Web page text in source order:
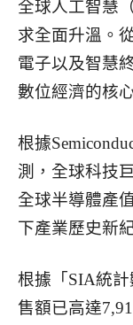
全球人工智慧
求全面升溫。
電子以及智慧
數位經濟的核
根據
測，全球科技
全球半導體產
下產業歷史新
根據「SIA統
售額已高達